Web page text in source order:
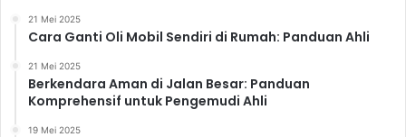
21 Mei 2025
Cara Ganti Oli Mobil Sendiri di Rumah: Panduan Ahli
21 Mei 2025
Berkendara Aman di Jalan Besar: Panduan
Komprehensif untuk Pengemudi Ahli
19 Mei 2025